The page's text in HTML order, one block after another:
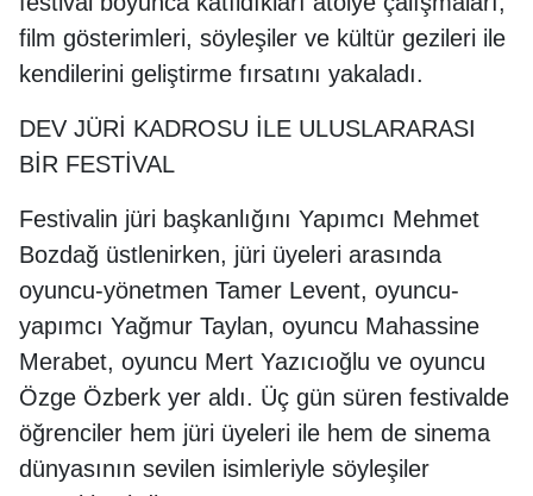
film gösterimleri, söyleşiler ve kültür gezileri ile
kendilerini geliştirme fırsatını yakaladı.
DEV JÜRİ KADROSU İLE ULUSLARARASI
BİR FESTİVAL
Festivalin jüri başkanlığını Yapımcı Mehmet
Bozdağ üstlenirken, jüri üyeleri arasında
oyuncu-yönetmen Tamer Levent, oyuncu-
yapımcı Yağmur Taylan, oyuncu Mahassine
Merabet, oyuncu Mert Yazıcıoğlu ve oyuncu
Özge Özberk yer aldı. Üç gün süren festivalde
öğrenciler hem jüri üyeleri ile hem de sinema
dünyasının sevilen isimleriyle söyleşiler